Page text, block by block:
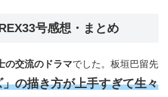
号感想・まとめ
の交流のドラマでした。板垣巴留先
」の描き方が上手すぎて生々